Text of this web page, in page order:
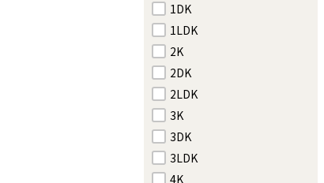
1DK
1LDK
2K
2DK
2LDK
3K
3DK
3LDK
4K